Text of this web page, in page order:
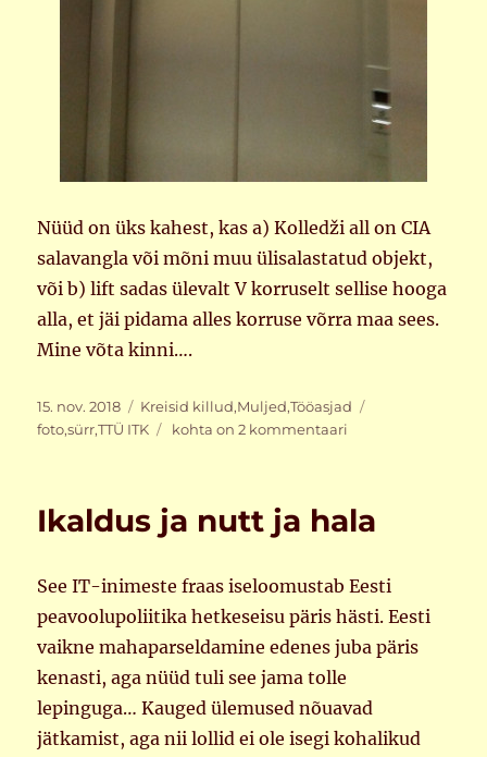
Nüüd on üks kahest, kas a) Kolledži all on CIA
salavangla või mõni muu ülisalastatud objekt,
või b) lift sadas ülevalt V korruselt sellise hooga
alla, et jäi pidama alles korruse võrra maa sees.
Mine võta kinni….
Postitatud
15. nov. 2018 Rubriigid
Kreisid killud,Muljed,Tööasjad
foto,sürr,TTÜ ITK Salakorrus
kohta on 2 kommentaari
Ikaldus ja nutt ja hala
See IT-inimeste fraas iseloomustab Eesti
peavoolupoliitika hetkeseisu päris hästi. Eesti
vaikne mahaparseldamine edenes juba päris
kenasti, aga nüüd tuli see jama tolle
lepinguga… Kauged ülemused nõuavad
jätkamist, aga nii lollid ei ole isegi kohalikud